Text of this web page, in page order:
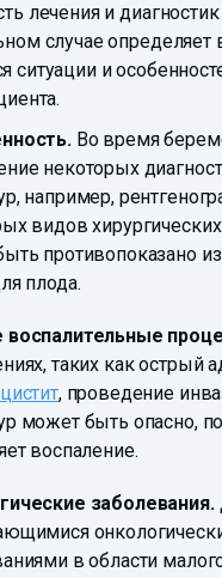
лечения и
случае определяет
ситуации и
Во время
некоторых
например,
видов
противопоказано
плода.
воспалительные
таких как острый
цистит, проведение
может быть опасно,
воспаление.
заболевания.
в области